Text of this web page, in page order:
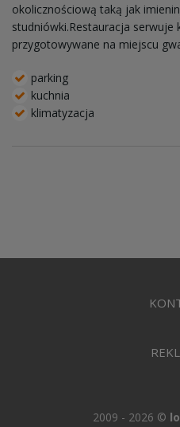
okolicznościową taką jak
studniówki.Restauracja serwuje
przygotowywane na miejscu
parking
kuchnia
klimatyzacja
2009 - 2026 ©